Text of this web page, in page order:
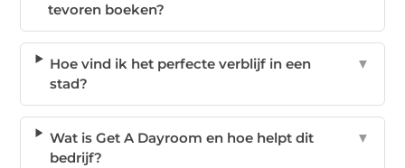
tevoren boeken?
Hoe vind ik het perfecte verblijf in een
stad?
▼
Wat is Get A Dayroom en hoe helpt dit
bedrijf?
▼